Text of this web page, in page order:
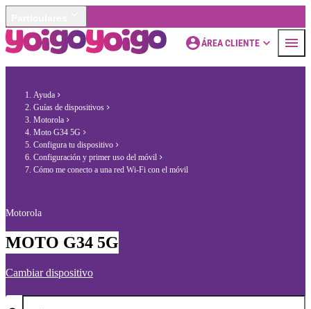
ÁREA CLIENTE
Ayuda
Guías de dispositivos
Motorola
Moto G34 5G
Configura tu dispositivo
Configuración y primer uso del móvil
Cómo me conecto a una red Wi-Fi con el móvil
Motorola
MOTO G34 5G
Cambiar dispositivo